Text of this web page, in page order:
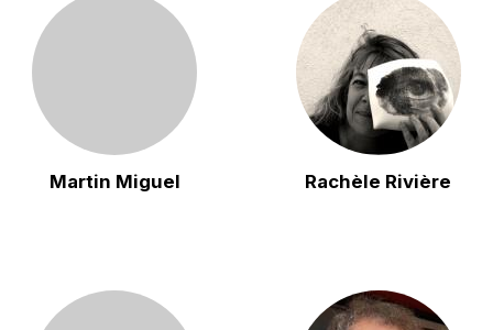
Martin Miguel Rachèle Rivière